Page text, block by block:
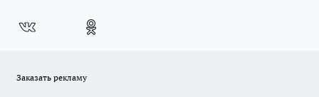
Заказать рекламу